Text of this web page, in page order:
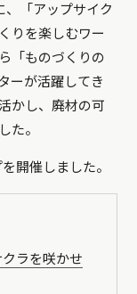
「アップサイク
りを楽しむワー
「ものづくりの
ーが活躍してき
かし、廃材の可
た。
開催しました。
ラを咲かせ